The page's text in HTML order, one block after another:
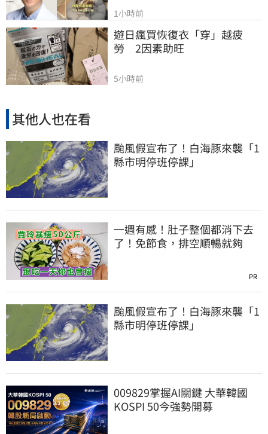
1小時前
遊日瘋買恢復衣「穿」越疲
勞　2因素助旺
5小時前
其他人也在看
颱風假宣布了！白海豚來襲「1
縣市明停班停課」
一週有感！肚子整個都消下去
了！免節食，排空順暢就夠
PR
颱風假宣布了！白海豚來襲「1
縣市明停班停課」
009829掌握AI關鍵 大華韓國
KOSPI 50今強勢開募